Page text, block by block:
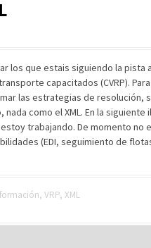
los que estais siguiendo la
capacitados (CVRP).
las estrategias de resolución,
nada como el XML. En la
estoy trabajando. De momento
(EDI, seguimiento de
, VRP, XML